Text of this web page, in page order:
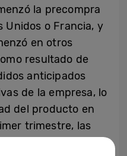
la precompra
Unidos o Francia, y
en otros
resultado de
anticipados
de la empresa, lo
del producto en
trimestre, las